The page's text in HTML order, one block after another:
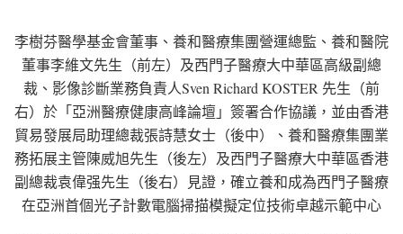
李樹芬醫學基金會董事、養和醫療集團營運總監、養和醫院
董事李維文先生（前左）及西門子醫療大中華區高級副總
裁、影像診斷業務負責人Sven Richard KOSTER 先生（前
右）於「亞洲醫療健康高峰論壇」簽署合作協議，並由香港
貿易發展局助理總裁張詩慧女士（後中）、養和醫療集團業
務拓展主管陳威旭先生（後左）及西門子醫療大中華區香港
副總裁袁偉强先生（後右）見證，確立養和成為西門子醫療
在亞洲首個光子計數電腦掃描模擬定位技術卓越示範中心